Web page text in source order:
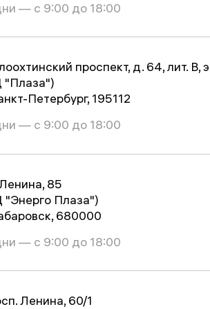
— с 9:00 до 18:00
проспект, д. 64, лит. В,
"Плаза")
Петербург, 195112
— с 9:00 до 18:00
85
"Энерго Плаза")
680000
— с 9:00 до 18:00
Ленина, 60/1